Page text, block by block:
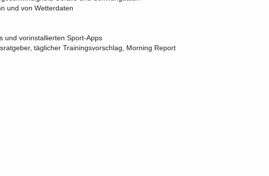
und von Wetterdaten
und vorinstallierten Sport-Apps
täglicher Trainingsvorschlag, Morning Report